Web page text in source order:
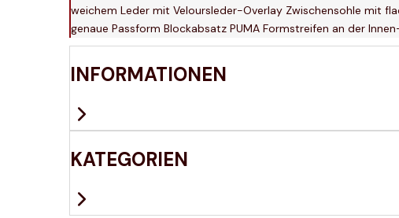
weichem Leder mit Veloursleder-Overlay Zwischensohle mit
genaue Passform Blockabsatz PUMA Formstreifen an der
INFORMATIONEN
KATEGORIEN